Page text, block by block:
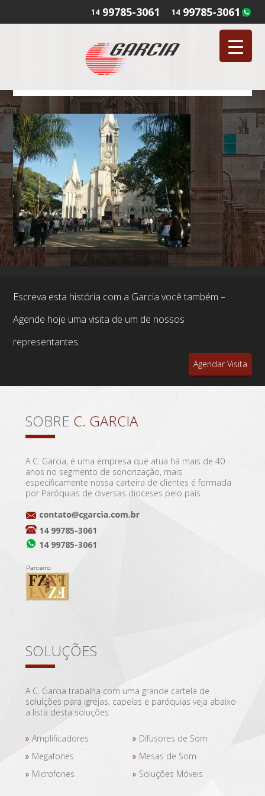
14 99785-3061
14 99785-3061
Escreva esta história com a Garcia você também –
Agende hoje uma visita de um de nossos
representantes.
Agendar Visita
SOBRE C. GARCIA
A C. Garcia, é uma empresa que atua há mais de 40
anos no segmento de sonorização, mais
especificamente nossa carteira de clientes é formada
por Paróquias de diversas dioceses pelo país.
14 99785-3061
14 99785-3061
SOLUÇÕES
A C. Garcia trabalha com uma grande cartela de
solulções para igrejas, capelas e paróquias veja abaixo
a lista desta soluções:
Amplificadores
Difusores de Som
Megafones
Mesas de Som
Microfones
Soluções Móveis